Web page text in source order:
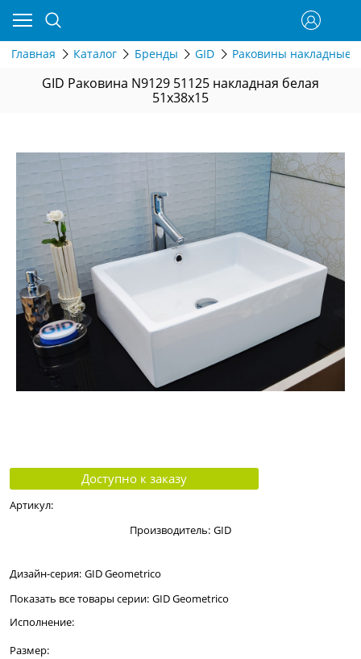
Главная Каталог Бренды GID Раковины накладные
GID Раковина N9129 51125 накладная белая
51x38x15
Доступно к заказу
Артикул:
Производитель: GID
Дизайн-серия: GID Geomеtrico
Показать все товары серии: GID Geomеtrico
Исполнение:
Размер: